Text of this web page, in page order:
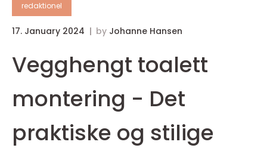
redaktionel
17. January 2024 by Johanne Hansen
Vegghengt toalett
montering - Det
praktiske og stilige